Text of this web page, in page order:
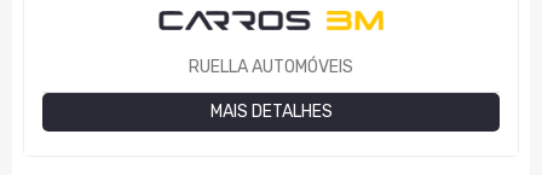
RUELLA AUTOMÓVEIS
MAIS DETALHES